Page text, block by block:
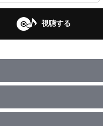
視聴する
ャケット
音楽